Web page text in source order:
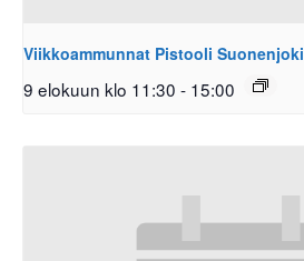
Viikkoammunnat Pistooli Suonenjoki
9 elokuun klo 11:30 - 15:00